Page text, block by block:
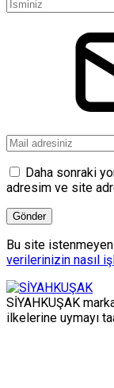
Daha sonraki
adresim ve site
Bu site
verilerinizin nasıl
SİYAHKUŞAK
ilkelerine uymayı